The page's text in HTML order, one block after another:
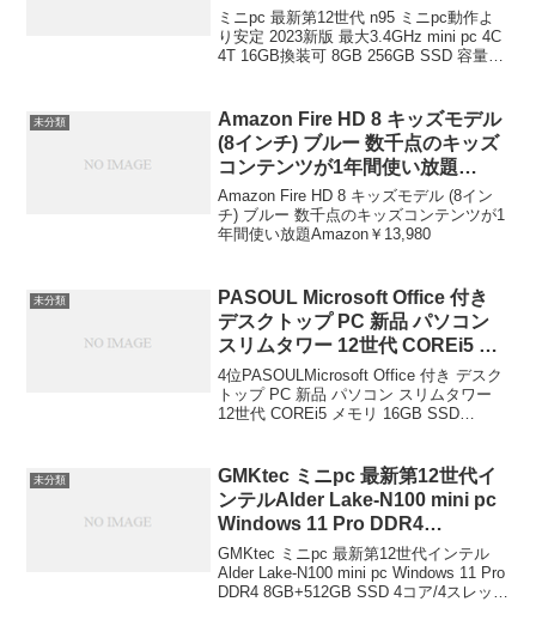
可 8GB 256GB SSD 容量拡大可
能 4K 静音 高速熱放散 小型pc超
軽量豊富なインターフェース
Fi BT4.2 省電力 Win11対応
NiPoGi
ミニpc 最新第12世代 n95 ミニpc動作よ
り安定 2023新版 最大3.4GHz mini pc 4C
4T 16GB換装可 8GB 256GB SSD 容量拡
未分類
Amazon Fire HD 8 キッズモデル
(8インチ) ブルー 数千点のキッズ
コンテンツが1年間使い放題
Amazon ￥13,980
Amazon Fire HD 8 キッズモデル (8イン
チ) ブルー 数千点のキッズコンテンツが1
年間使い放題Amazon￥13,980
未分類
PASOUL Microsoft Office 付き
デスクトップ PC 新品 パソコン
スリムタワー 12世代 COREi5 メ
モリ 16GB SSD 500GB
Windows11 省スペース型 本体の
み おしゃれ 安い 64,800 円 デス
/ ディスプレイ、モニターの有
無：なし / OS種類：Windows 11
Home / SSD容量：500GB /
Officeソフト：Microsoft Office /
CPU種類：Core i5
4位PASOULMicrosoft Office 付き デスク
トップ PC 新品 パソコン スリムタワー
12世代 COREi5 メモリ 16GB SSD
未分類
GMKtec ミニpc 最新第12世代イ
ンテルAlder Lake-N100 mini pc
Windows 11 Pro DDR4
8GB+512GB SSD 4コア/4スレッ
ド 最大周波数3.4GHz
WIFI6/BT5.2 TDP 6W 小型PC
GMKtec ミニpc 最新第12世代インテル
Alder Lake-N100 mini pc Windows 11 Pro
DDR4 8GB+512GB SSD 4コア/4スレッド